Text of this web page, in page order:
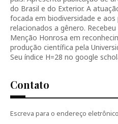
do Brasil e do Exterior. A
focada em biodiversidade e
relacionados a gênero.
Menção Honrosa em
produção científica pela
Seu índice H=28 no google
Contato
Escreva para o endereço